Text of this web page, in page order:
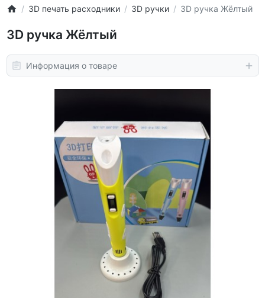
3D печать расходники 3D ручки 3D ручка Жёлтый
3D ручка Жёлтый
Информация о товаре